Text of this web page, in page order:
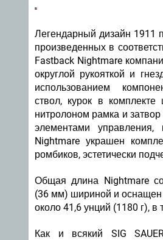
Легендарный дизайн 1911
произведенных в
Fastback Nightmare
округлой рукояткой и
использованием
ствол, курок в
нитролоном рамка и
элементами
Nightmare украшен
ромбиков, эстетически
Общая длина Nightmare
(36 мм) шириной и оснащен
около 41,6 унций (1180 г),
Как и всякий SIG